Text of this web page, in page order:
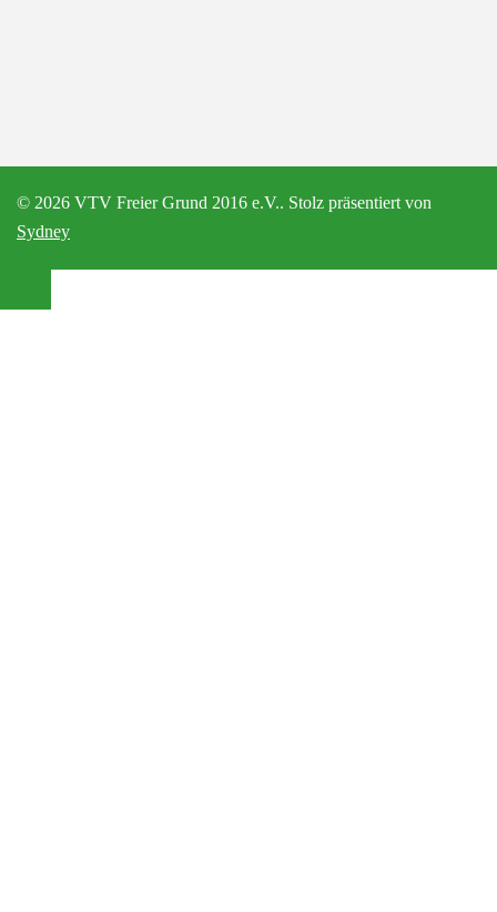
© 2026 VTV Freier Grund 2016 e.V.. Stolz präsentiert von
Sydney